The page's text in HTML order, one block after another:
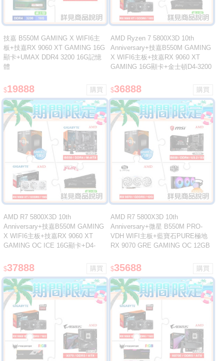
技嘉 B550M GAMING X WIFI6主
板+技嘉RX 9060 XT GAMING 16G
顯卡+UMAX DDR4 3200 16G記憶
體
$19888
AMD Ryzen 7 5800X3D 10th
Anniversary+技嘉B550M GAMING
X WIFI6主板+技嘉RX 9060 XT
GAMING 16G顯卡+金士頓D4-3200
$36888
AMD R7 5800X3D 10th
Anniversary+技嘉B550M GAMING
X WIFI6主板+技嘉RX 9060 XT
GAMING OC ICE 16G顯卡+D4-
$37888
AMD R7 5800X3D 10th
Anniversary+微星 B550M PRO-
VDH WIFI主板+藍寶石PURE極地
RX 9070 GRE GAMING OC 12GB
$35688